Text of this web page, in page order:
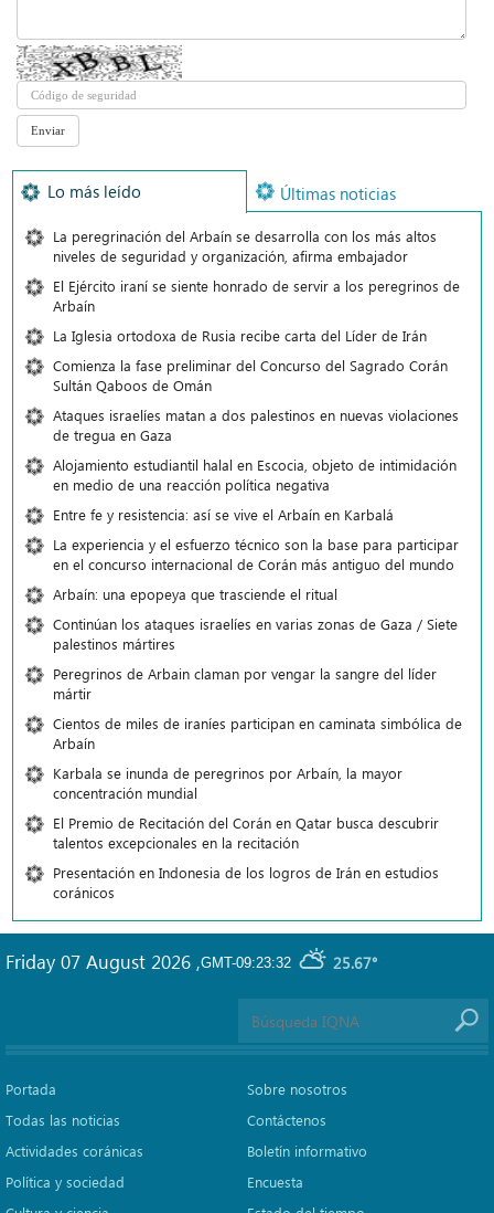
Lo más leído Últimas noticias
La peregrinación del Arbaín se desarrolla con los más altos
niveles de seguridad y organización, afirma embajador
El Ejército iraní se siente honrado de servir a los peregrinos de
Arbaín
La Iglesia ortodoxa de Rusia recibe carta del Líder de Irán
Comienza la fase preliminar del Concurso del Sagrado Corán
Sultán Qaboos de Omán
Ataques israelíes matan a dos palestinos en nuevas violaciones
de tregua en Gaza
Alojamiento estudiantil halal en Escocia, objeto de intimidación
en medio de una reacción política negativa
Entre fe y resistencia: así se vive el Arbaín en Karbalá
La experiencia y el esfuerzo técnico son la base para participar
en el concurso internacional de Corán más antiguo del mundo
Arbaín: una epopeya que trasciende el ritual
Continúan los ataques israelíes en varias zonas de Gaza / Siete
palestinos mártires
Peregrinos de Arbain claman por vengar la sangre del líder
mártir
Cientos de miles de iraníes participan en caminata simbólica de
Arbaín
Karbala se inunda de peregrinos por Arbaín, la mayor
concentración mundial
El Premio de Recitación del Corán en Qatar busca descubrir
talentos excepcionales en la recitación
Presentación en Indonesia de los logros de Irán en estudios
coránicos
GMT-09:23:32 25.67°
Friday 07 August 2026 ,
Portada
Todas las noticias
Actividades coránicas
Política y sociedad
Sobre nosotros
Contáctenos
Boletín informativo
Encuesta